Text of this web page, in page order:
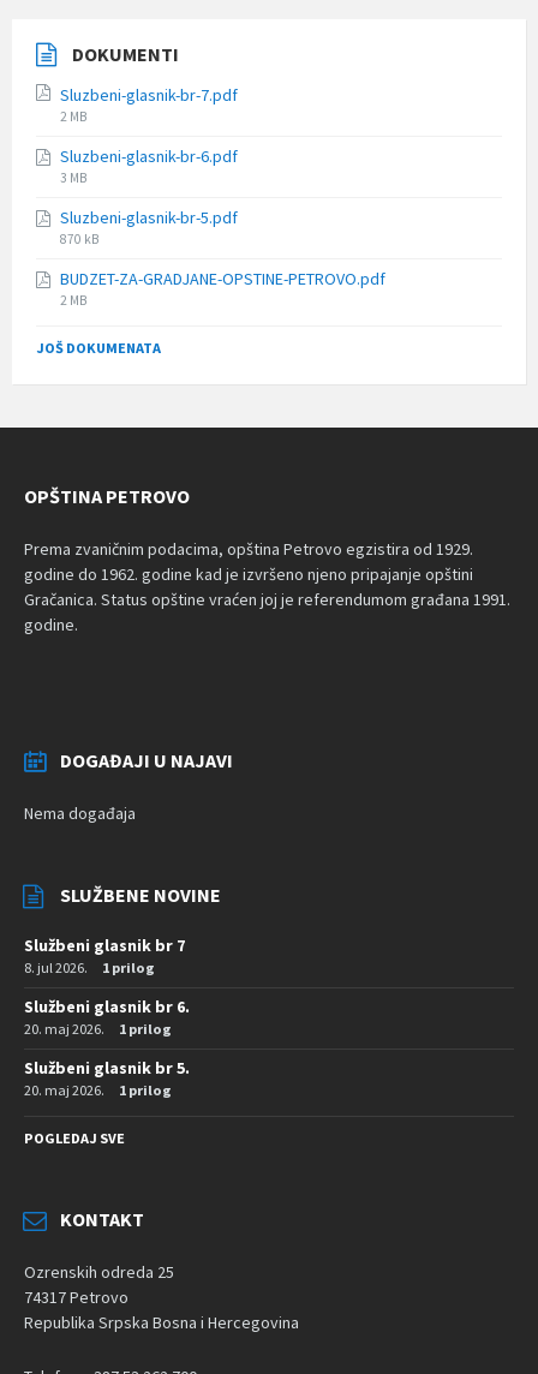
DOKUMENTI
Sluzbeni-glasnik-br-7.pdf
File
2 MB
Sluzbeni-glasnik-br-6.pdf
File
3 MB
Sluzbeni-glasnik-br-5.pdf
File
870 kB
BUDZET-ZA-GRADJANE-OPSTINE-PETROVO.pdf
File
2 MB
JOŠ DOKUMENATA
OPŠTINA PETROVO
Prema zvaničnim podacima, opština Petrovo egzistira od 1929.
godine do 1962. godine kad je izvršeno njeno pripajanje opštini
Gračanica. Status opštine vraćen joj je referendumom građana 1991.
godine.
DOGAĐAJI U NAJAVI
Nema događaja
SLUŽBENE NOVINE
Službeni glasnik br 7
8. jul 2026. 1 prilog
Službeni glasnik br 6.
20. maj 2026. 1 prilog
Službeni glasnik br 5.
20. maj 2026. 1 prilog
POGLEDAJ SVE
KONTAKT
Ozrenskih odreda 25
74317 Petrovo
Republika Srpska Bosna i Hercegovina